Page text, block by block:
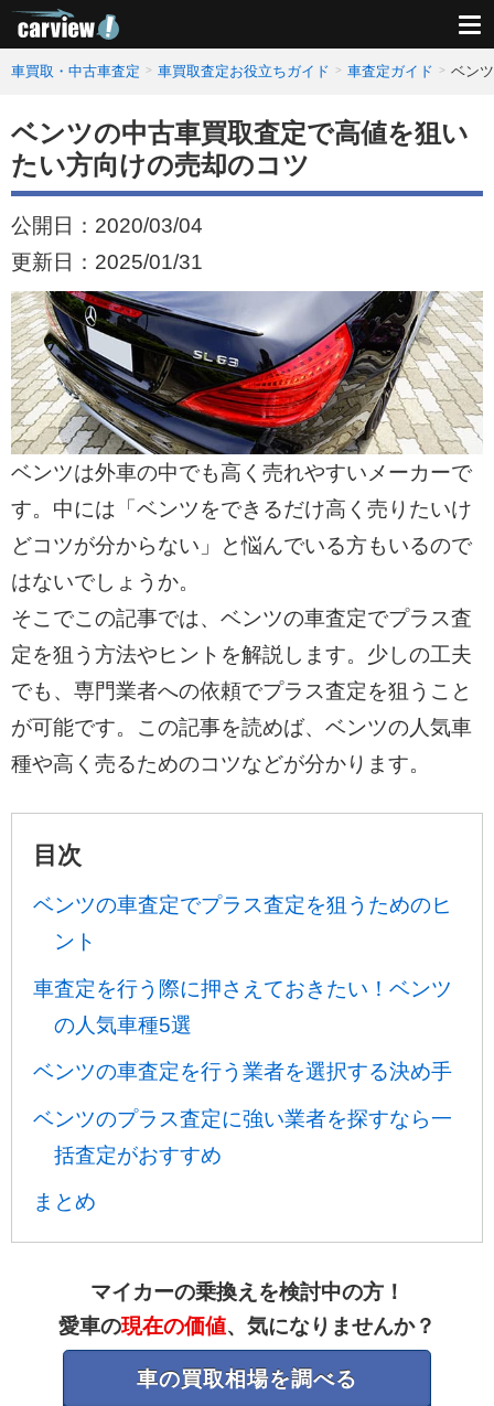
車買取・中古車査定 車買取査定お役立ちガイド 車査定ガイド ベン
ベンツの中古車買取査定で高値を狙い
たい方向けの売却のコツ
公開日： 2020/03/04
更新日： 2025/01/31
ベンツは外車の中でも高く売れやすいメーカーで
す。中には「ベンツをできるだけ高く売りたいけ
どコツが分からない」と悩んでいる方もいるので
はないでしょうか。
そこでこの記事では、ベンツの車査定でプラス査
定を狙う方法やヒントを解説します。少しの工夫
でも、専門業者への依頼でプラス査定を狙うこと
が可能です。この記事を読めば、ベンツの人気車
種や高く売るためのコツなどが分かります。
目次
ベンツの車査定でプラス査定を狙うためのヒ
ント
車査定を行う際に押さえておきたい！ベンツ
の人気車種5選
ベンツの車査定を行う業者を選択する決め手
ベンツのプラス査定に強い業者を探すなら一
括査定がおすすめ
まとめ
マイカーの乗換えを検討中の方！
愛車の現在の価値、気になりませんか？
車の買取相場を調べる